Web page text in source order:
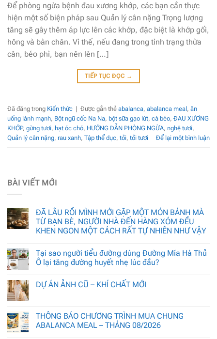
Để phòng ngừa bệnh đau xương khớp, các bạn cần thực
hiện một số biện pháp sau Quản lý cân nặng Trọng lượng
tăng sẽ gây thêm áp lực lên các khớp, đặc biệt là khớp gối,
hông và bàn chân. Vì thế, nếu đang trong tình trạng thừa
cân, béo phì, bạn nên lên […]
TIẾP TỤC ĐỌC →
Đã đăng trong Kiến thức Được gắn thẻ abalanca, abalanca meal, ăn
uống lành mạnh, Bột ngũ cốc Na Na, bột sữa gạo lứt, cá béo, ĐAU XƯƠNG
KHỚP, gừng tươi, hạt óc chó, HƯỚNG DẪN PHÒNG NGỪA, nghệ tươi,
Quản lý cân nặng, rau xanh, Tập thể dục, tỏi, tỏi tươi Để lại một bình luận
BÀI VIẾT MỚI
ĐÃ LÂU RỒI MÌNH MỚI GẶP MỘT MÓN BÁNH MÀ
TỪ BẠN BÈ, NGƯỜI NHÀ ĐẾN HÀNG XÓM ĐỀU
KHEN NGON MỘT CÁCH RẤT TỰ NHIÊN NHƯ VẬY
Tại sao người tiểu đường dùng Đường Mía Hà Thủ
Ô lại tăng đường huyết nhẹ lúc đầu?
DỰ ÁN ẢNH CŨ – KHÍ CHẤT MỚI
THÔNG BÁO CHƯƠNG TRÌNH MUA CHUNG
ABALANCA MEAL – THÁNG 08/2026